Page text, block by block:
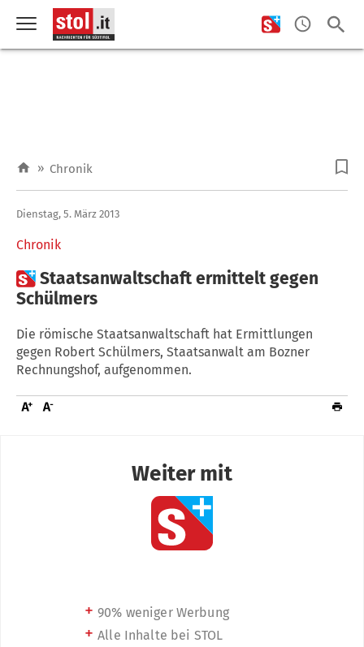
» Chronik
Chronik
Dienstag, 5. März 2013
Staatsanwaltschaft ermittelt gegen
Schülmers
Die römische Staatsanwaltschaft hat Ermittlungen
gegen Robert Schülmers, Staatsanwalt am Bozner
Rechnungshof, aufgenommen.